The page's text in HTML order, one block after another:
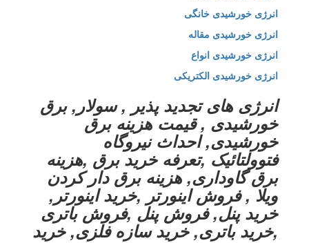
انرژی خورشیدی خانگی
انرژی خورشیدی مقاله
انرژی خورشیدی انواع
انرژی خورشیدی الکتریکی
انرژی های تجدید پذیر , سولار, برق
خورشیدی , قیمت هزینه برق
خورشیدی, احداث نیروگاه
فتوولتائیک ,تعرفه خرید برق ,هزینه
برق گاوداری, هزینه برق دار کردن
ویلا , فروش اینورتر ,خرید اینورتر,
خرید پنل, فروش پنل ,فروش باتری
,خرید باتری, خرید سازه فلزی, خرید